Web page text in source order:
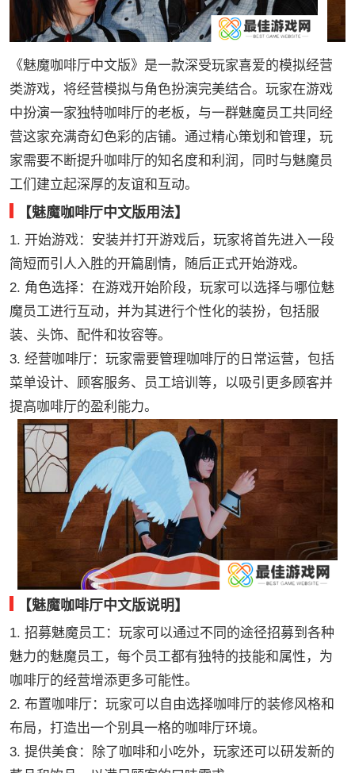
《魅魔咖啡厅中文版》是一款深受玩家喜爱的模拟经营
类游戏，将经营模拟与角色扮演完美结合。玩家在游戏
中扮演一家独特咖啡厅的老板，与一群魅魔员工共同经
营这家充满奇幻色彩的店铺。通过精心策划和管理，玩
家需要不断提升咖啡厅的知名度和利润，同时与魅魔员
工们建立起深厚的友谊和互动。
【魅魔咖啡厅中文版用法】
1. 开始游戏：安装并打开游戏后，玩家将首先进入一段
简短而引人入胜的开篇剧情，随后正式开始游戏。
2. 角色选择：在游戏开始阶段，玩家可以选择与哪位魅
魔员工进行互动，并为其进行个性化的装扮，包括服
装、头饰、配件和妆容等。
3. 经营咖啡厅：玩家需要管理咖啡厅的日常运营，包括
菜单设计、顾客服务、员工培训等，以吸引更多顾客并
提高咖啡厅的盈利能力。
【魅魔咖啡厅中文版说明】
1. 招募魅魔员工：玩家可以通过不同的途径招募到各种
魅力的魅魔员工，每个员工都有独特的技能和属性，为
咖啡厅的经营增添更多可能性。
2. 布置咖啡厅：玩家可以自由选择咖啡厅的装修风格和
布局，打造出一个别具一格的咖啡厅环境。
3. 提供美食：除了咖啡和小吃外，玩家还可以研发新的